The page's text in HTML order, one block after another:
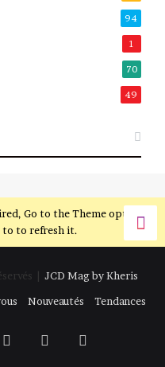
94
1
70
49
Go to the Theme options
to refresh it.
| JCD Mag by Kheris
Nouveautés Tendances
YouTubeInstagram